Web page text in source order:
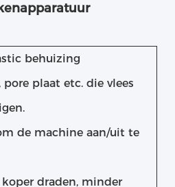
behuizing
plaat etc. die vlees
de machine aan/uit te
draden, minder